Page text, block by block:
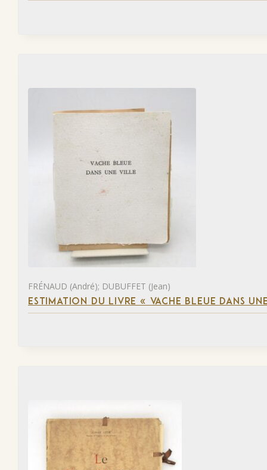
FRÉNAUD (André); DUBUFFET (Jean)
ESTIMATION DU LIVRE « VACHE BLEUE DANS